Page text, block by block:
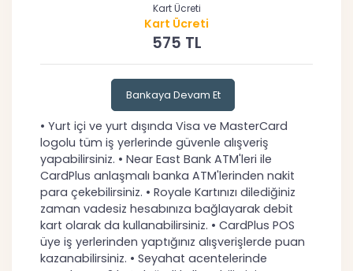
Kart Ücreti
Kart Ücreti
575 TL
Bankaya Devam Et
• Yurt içi ve yurt dışında Visa ve MasterCard
logolu tüm iş yerlerinde güvenle alışveriş
yapabilirsiniz. • Near East Bank ATM'leri ile
CardPlus anlaşmalı banka ATM'lerinden nakit
para çekebilirsiniz. • Royale Kartınızı dilediğiniz
zaman vadesiz hesabınıza bağlayarak debit
kart olarak da kullanabilirsiniz. • CardPlus POS
üye iş yerlerinden yaptığınız alışverişlerde puan
kazanabilirsiniz. • Seyahat acentelerinde